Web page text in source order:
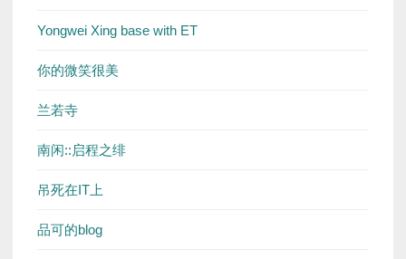
Yongwei Xing base with ET
你的微笑很美
兰若寺
南闲::启程之绯
吊死在IT上
品可的blog